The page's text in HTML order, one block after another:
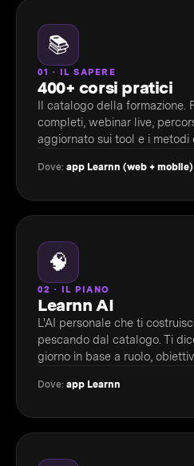
📚
01 · IL SAPERE
400+ corsi pratici
Il catalogo della formazione.
completi, webinar live,
aggiornato sui tool e i metodi
Dove: app Learnn (web + mobile)
🧠
02 · IL PIANO
Learnn AI
L'AI personale che ti
pescando dal catalogo. Ti
giorno in base a ruolo,
Dove: app Learnn